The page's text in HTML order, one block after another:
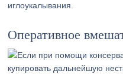
иглоукалывания.
Оперативное